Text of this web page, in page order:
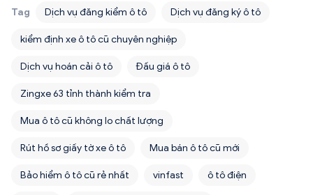
Tag Dịch vụ đăng kiểm ô tô Dịch vụ đăng ký ô tô
kiểm định xe ô tô cũ chuyên nghiệp
Dịch vụ hoán cải ô tô Đấu giá ô tô
Zingxe 63 tỉnh thành kiểm tra
Mua ô tô cũ không lo chất lượng
Rút hồ sơ giấy tờ xe ô tô Mua bán ô tô cũ mới
Bảo hiểm ô tô cũ rẻ nhất vinfast ô tô điện